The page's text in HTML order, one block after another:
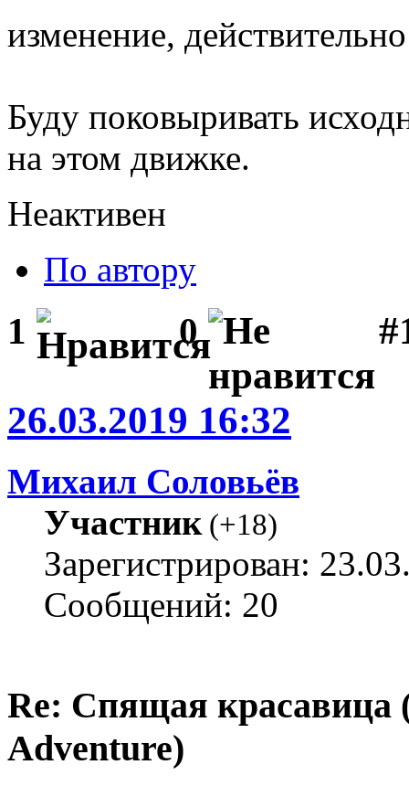
изменение,
Буду поковыривать
на этом движке.
Неактивен
По автору
1 0
26.03.2019 16:32
Михаил Соловьёв
Участник(+18)
Зарегистрирован:
Сообщений: 20
Re: Спящая красавица
Adventure)